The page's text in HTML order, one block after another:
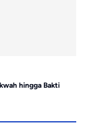
hingga Bakti